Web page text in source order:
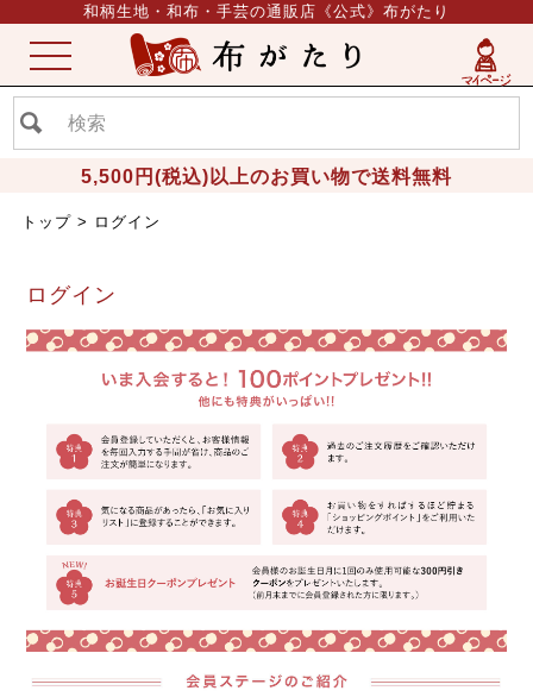
和柄生地・和布・手芸の通販店《公式》布がたり
5,500円(税込)以上のお買い物で送料無料
ME
NU
トップ ログイン
ログイン